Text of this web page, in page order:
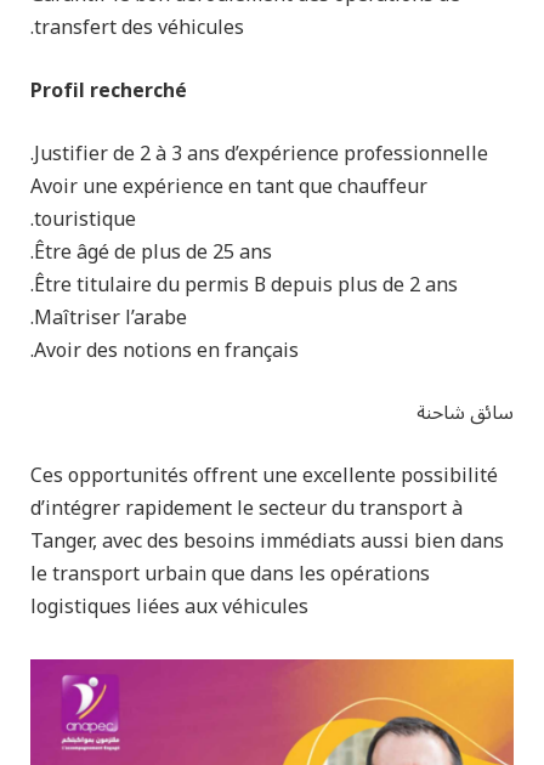
transfert des véhicules.
Profil recherché
Justifier de 2 à 3 ans d’expérience professionnelle.
Avoir une expérience en tant que chauffeur
touristique.
Être âgé de plus de 25 ans.
Être titulaire du permis B depuis plus de 2 ans.
Maîtriser l’arabe.
Avoir des notions en français.
سائق شاحنة
Ces opportunités offrent une excellente possibilité
d’intégrer rapidement le secteur du transport à
Tanger, avec des besoins immédiats aussi bien dans
le transport urbain que dans les opérations
logistiques liées aux véhicules